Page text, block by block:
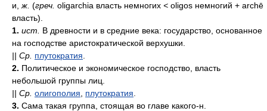
и, ж. (греч. oligarchia власть немногих < oligos немногий + archē
власть).
1. ист.
В древности и в средние века: государство, основанное
на господстве аристократической верхушки.
|| Ср. плутократия
2. Политическое и экономическое господство, власть
небольшой группы лиц.
|| Ср. олигополия плутократия
3. Сама такая группа, стоящая во главе какого-н.